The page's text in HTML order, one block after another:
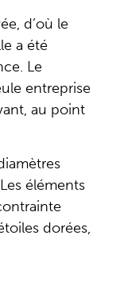
d’où le
a été
Le
entreprise
au point
éléments
dorées,